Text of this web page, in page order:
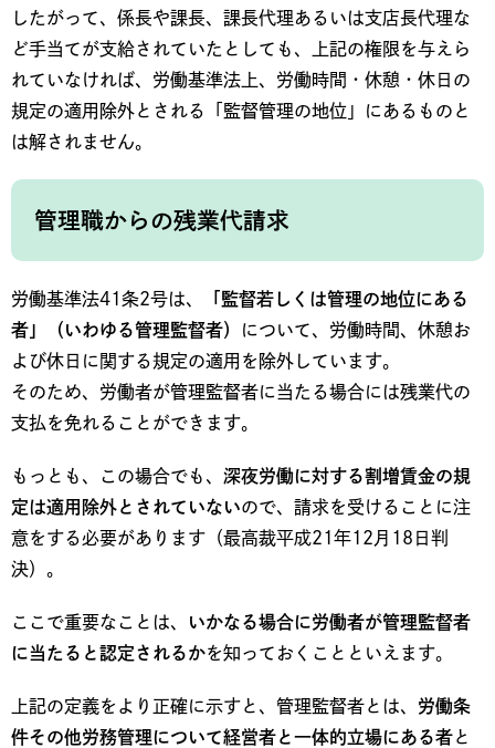
したがって、係長や課長、課長代理あるいは支店長代理な
ど手当てが支給されていたとしても、上記の権限を与えら
れていなければ、労働基準法上、労働時間・休憩・休日の
規定の適用除外とされる「監督管理の地位」にあるものと
は解されません。
管理職からの残業代請求
労働基準法41条2号は、
「監督若しくは管理の地位にある
者」（いわゆる管理監督者）
について、労働時間、休憩お
よび休日に関する規定の適用を除外しています。
そのため、労働者が管理監督者に当たる場合には残業代の
支払を免れることができます。
もっとも、この場合でも、 深夜労働に対する割増賃金の規
定は適用除外とされていないので、請求を受けることに注
意をする必要があります（最高裁平成21年12月18日判
決）。
ここで重要なことは、
いかなる場合に労働者が管理監督者
に当たると認定されるかを知っておくことといえます。
上記の定義をより正確に示すと、管理監督者とは、 労働条
件その他労務管理について経営者と一体的立場にある者と